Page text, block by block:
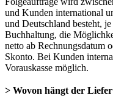
und Kunden international
und Deutschland besteht,
Buchhaltung, die
netto ab Rechnungsdatum
Skonto. Bei Kunden
Vorauskasse möglich.
> Wovon hängt der